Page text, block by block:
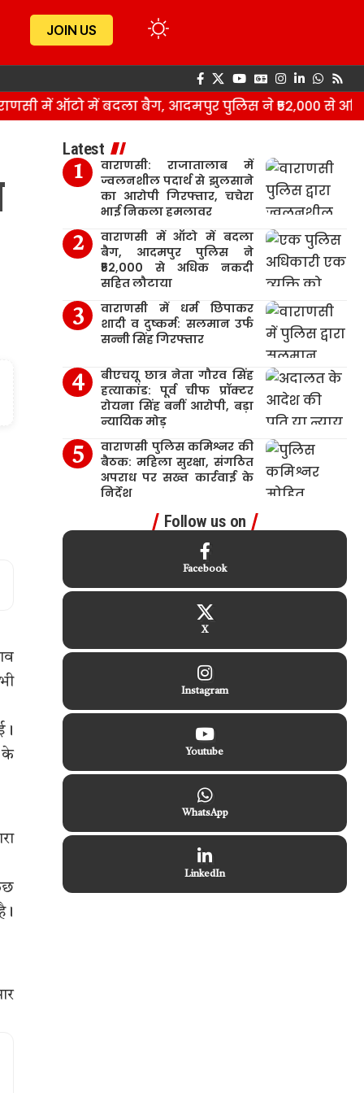
JOIN US
में ऑटो में बदला बैग, आदमपुर पुलिस ने ₹52,000 से अधिक
के
Latest
वाराणसी: राजातालाब में
ज्वलनशील पदार्थ से झुलसाने
का आरोपी गिरफ्तार, चचेरा
भाई निकला हमलावर
वाराणसी में ऑटो में बदला
बैग, आदमपुर पुलिस ने
₹52,000 से अधिक नकदी
सहित लौटाया
वाराणसी में धर्म छिपाकर
शादी व दुष्कर्म: सलमान उर्फ
सन्नी सिंह गिरफ्तार
बीएचयू छात्र नेता गौरव सिंह
हत्याकांड: पूर्व चीफ प्रॉक्टर
रोयना सिंह बनीं आरोपी, बड़ा
न्यायिक मोड़
वाराणसी पुलिस कमिश्नर की
बैठक: महिला सुरक्षा, संगठित
अपराध पर सख्त कार्रवाई के
निर्देश
Follow us on
Facebook
X
Instagram
Youtube
WhatsApp
LinkedIn